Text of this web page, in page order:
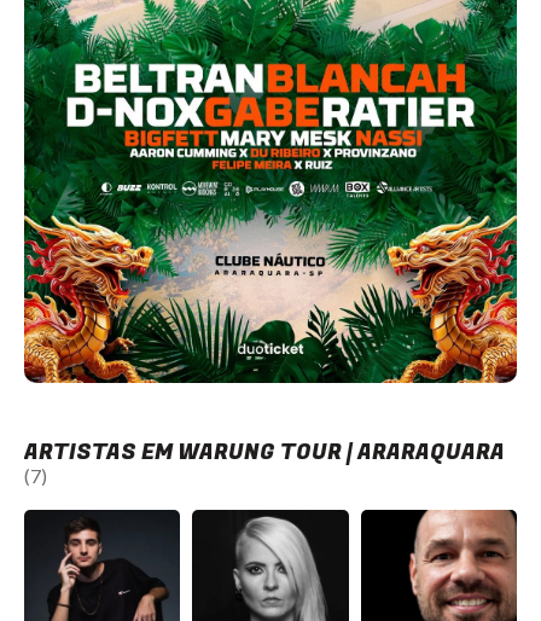
ARTISTAS EM WARUNG TOUR | ARARAQUARA
(7)